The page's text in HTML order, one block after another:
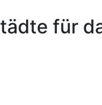
für